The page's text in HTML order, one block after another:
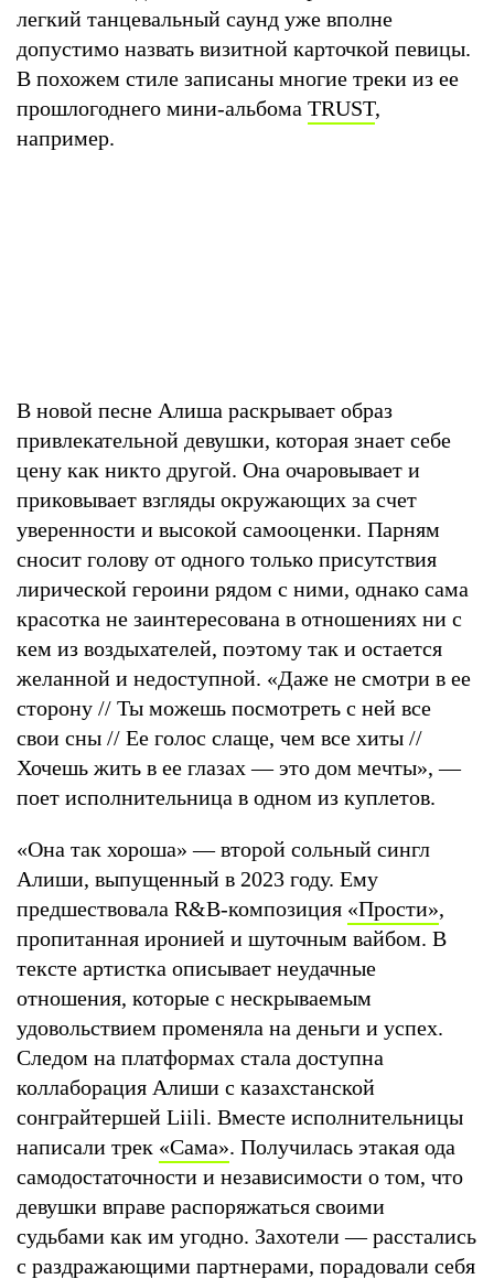
легкий танцевальный саунд уже вполне
допустимо назвать визитной карточкой певицы.
В похожем стиле записаны многие треки из ее
прошлогоднего мини-альбома TRUST,
например.
В новой песне Алиша раскрывает образ
привлекательной девушки, которая знает себе
цену как никто другой. Она очаровывает и
приковывает взгляды окружающих за счет
уверенности и высокой самооценки. Парням
сносит голову от одного только присутствия
лирической героини рядом с ними, однако сама
красотка не заинтересована в отношениях ни с
кем из воздыхателей, поэтому так и остается
желанной и недоступной. «Даже не смотри в ее
сторону // Ты можешь посмотреть с ней все
свои сны // Ее голос слаще, чем все хиты //
Хочешь жить в ее глазах — это дом мечты», —
поет исполнительница в одном из куплетов.
«Она так хороша» — второй сольный сингл
Алиши, выпущенный в 2023 году. Ему
предшествовала R&B-композиция «Прости»,
пропитанная иронией и шуточным вайбом. В
тексте артистка описывает неудачные
отношения, которые с нескрываемым
удовольствием променяла на деньги и успех.
Следом на платформах стала доступна
коллаборация Алиши с казахстанской
сонграйтершей Liili. Вместе исполнительницы
написали трек «Сама». Получилась этакая ода
самодостаточности и независимости о том, что
девушки вправе распоряжаться своими
судьбами как им угодно. Захотели — расстались
с раздражающими партнерами, порадовали себя